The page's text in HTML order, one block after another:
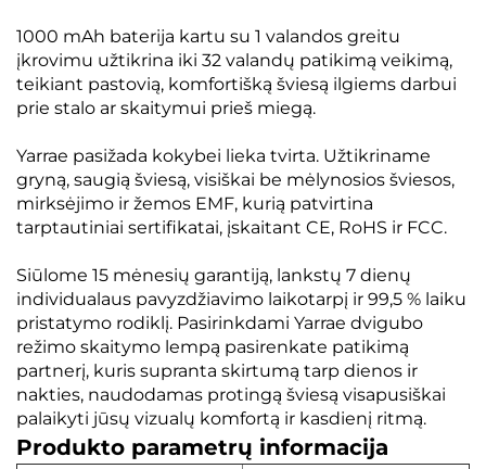
1000 mAh baterija kartu su 1 valandos greitu
įkrovimu užtikrina iki 32 valandų patikimą veikimą,
teikiant pastovią, komfortišką šviesą ilgiems darbui
prie stalo ar skaitymui prieš miegą.
Yarrae pasižada kokybei lieka tvirta. Užtikriname
gryną, saugią šviesą, visiškai be mėlynosios šviesos,
mirksėjimo ir žemos EMF, kurią patvirtina
tarptautiniai sertifikatai, įskaitant CE, RoHS ir FCC.
Siūlome 15 mėnesių garantiją, lankstų 7 dienų
individualaus pavyzdžiavimo laikotarpį ir 99,5 % laiku
pristatymo rodiklį. Pasirinkdami Yarrae dvigubo
režimo skaitymo lempą pasirenkate patikimą
partnerį, kuris supranta skirtumą tarp dienos ir
nakties, naudodamas protingą šviesą visapusiškai
palaikyti jūsų vizualų komfortą ir kasdienį ritmą.
Produkto parametrų informacija